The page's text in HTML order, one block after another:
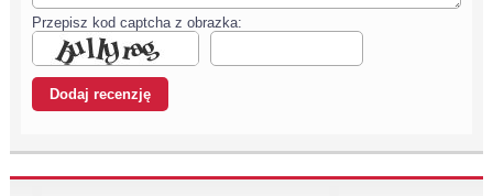
Przepisz kod captcha z obrazka: